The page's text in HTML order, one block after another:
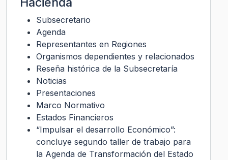
Subsecretario
Agenda
Representantes en Regiones
Organismos dependientes y relacionados
Reseña histórica de la Subsecretaría
Noticias
Presentaciones
Marco Normativo
Estados Financieros
“Impulsar el desarrollo Económico”:
concluye segundo taller de trabajo para
la Agenda de Transformación del Estado